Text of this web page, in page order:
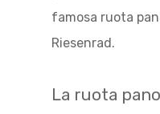
famosa ruota
Riesenrad.
La ruota